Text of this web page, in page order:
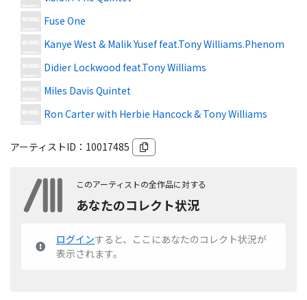
Fuse One
Kanye West & Malik Yusef feat.Tony Williams.Phenom
Didier Lockwood feat.Tony Williams
Miles Davis Quintet
Ron Carter with Herbie Hancock & Tony Williams
アーティストID： 10017485
このアーティストの全作品に対する
あなたのコレクト状況
ログインすると、ここにあなたのコレクト状況が
表示されます。